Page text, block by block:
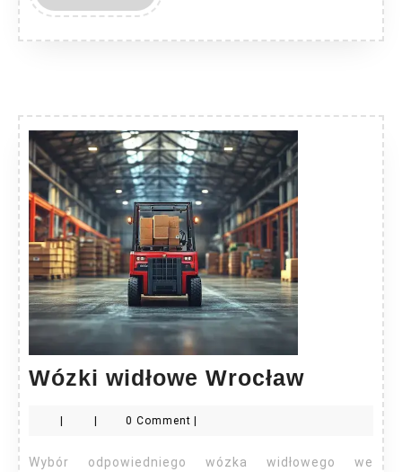
MORE
Wózki widłowe WrocławWózki
widłowe
Wrocław
| | 0 Comment |
Wybór odpowiedniego wózka widłowego we